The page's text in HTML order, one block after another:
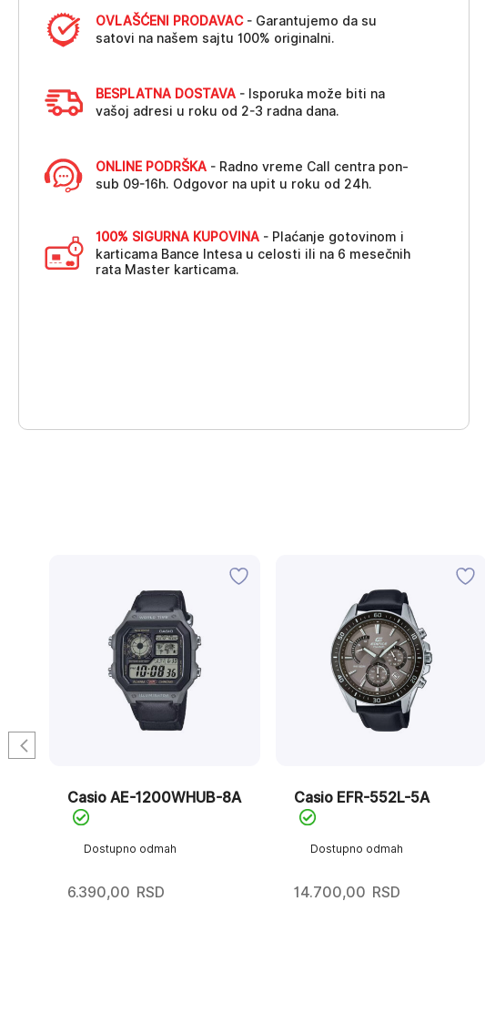
OVLAŠĆENI PRODAVAC- Garantujemo da su
satovi na našem sajtu 100% originalni.
BESPLATNA DOSTAVA - Isporuka može biti na
vašoj adresi u roku od 2-3 radna dana.
ONLINE PODRŠKA - Radno vreme Call centra pon-
sub 09-16h. Odgovor na upit u roku od 24h.
100% SIGURNA KUPOVINA - Plaćanje gotovinom i
karticama Bance Intesa u celosti ili na 6 mesečnih
rata Master karticama.
Dostupno odmah
Casio AE-1200WHUB-8A
6.390,00 RSD
Dostupno odmah
Casio EFR-552L-5A
14.700,00 RSD